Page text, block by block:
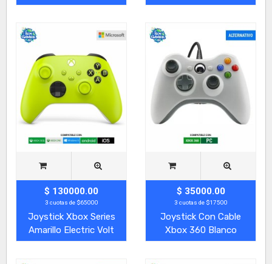
$ 130000.00
3 cuotas de $65000
Joystick Xbox Series
Amarillo Electric Volt
$ 35000.00
3 cuotas de $17500
Joystick Con Cable
Xbox 360 Blanco